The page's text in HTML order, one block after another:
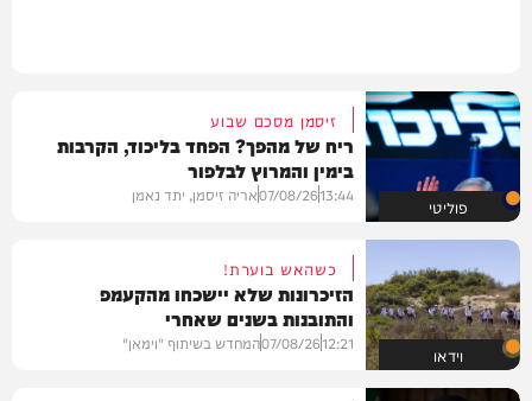
פוליטי
זיסמן מסכם שבוע
ריח של מהפך? הפחד בליכוד, הקרבות
בימין והמרוץ לבלפור
13:44
07/08/26אריה זיסמן, יתד נאמן
וידאו
כשהאש בוערת!
הזיכרונות שלא יישכחו מהקעמפ
והתובנות בשנים שאחרי
12:21
07/08/26המחדש בשיתוף "וימאן"